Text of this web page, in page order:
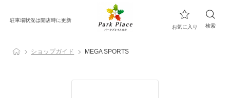
駐車場状況は開店時に更新
お気に入り
検索
ショップガイド MEGA SPORTS